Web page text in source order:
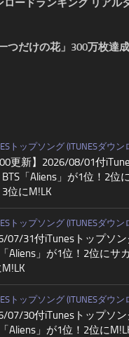
ロードランキング リアル
つだけの花」300万枚達
トップソング (ITUNESダウ
更新】2026/08/01付
「Aliens」が1位！2位
3位にM!LK
トップソング (ITUNESダウ
07/31付iTunesトップソン
Aliens」が1位！2位にサ
トップソング (ITUNESダウ
07/30付iTunesトップソン
Aliens」が1位！2位に